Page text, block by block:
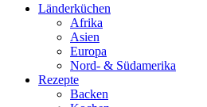
Länderküchen
Afrika
Asien
Europa
Nord- & Südamerika
Rezepte
Backen